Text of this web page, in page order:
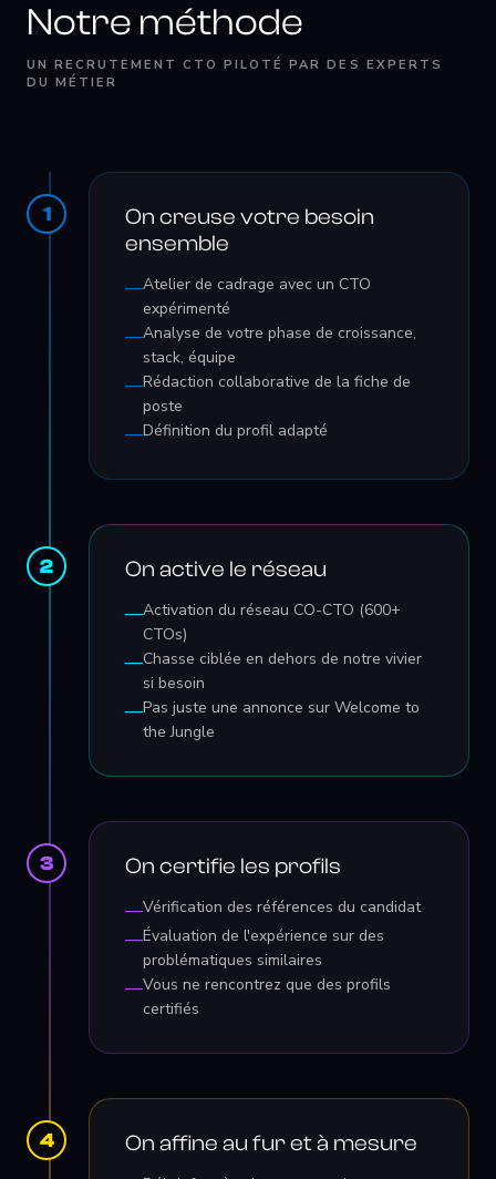
Notre méthode
UN RECRUTEMENT CTO PILOTÉ PAR DES EXPERTS
DU MÉTIER
1
On creuse votre besoin
ensemble
—Atelier de cadrage avec un CTO
expérimenté
—Analyse de votre phase de croissance,
stack, équipe
—Rédaction collaborative de la fiche de
poste
—Définition du profil adapté
2 On active le réseau
—Activation du réseau CO-CTO (600+
CTOs)
—Chasse ciblée en dehors de notre vivier
si besoin
—Pas juste une annonce sur Welcome to
the Jungle
3 On certifie les profils
—Vérification des références du candidat
—Évaluation de l'expérience sur des
problématiques similaires
—Vous ne rencontrez que des profils
certifiés
4 On affine au fur et à mesure